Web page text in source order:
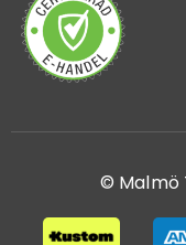
© Malmö